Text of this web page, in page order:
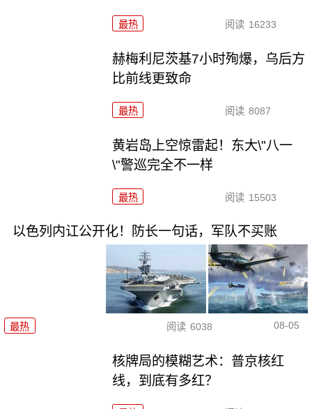
最热 阅读 16233
赫梅利尼茨基7小时殉爆，乌后方
比前线更致命
最热 阅读 8087
黄岩岛上空惊雷起！东大\"八一
\"警巡完全不一样
最热 阅读 15503
以色列内讧公开化！防长一句话，军队不买账
最热 阅读 6038 08-05
核牌局的模糊艺术：普京核红
线，到底有多红？